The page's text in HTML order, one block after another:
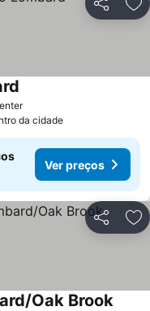
Partilhar
da cidade
Ver preços
Partilhar
Oak Brook